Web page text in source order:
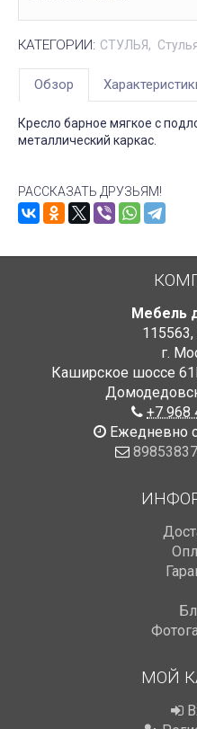
КАТЕГОРИИ: СТУЛЬЯ
Обзор
Кресло барное мягкое с
металлический каркас.
РАССКАЗАТЬ ДРУЗЬЯМ!
Мебель
115563,
г.
Каширское шоссе
+7 968
Ежедневно
МОЙ